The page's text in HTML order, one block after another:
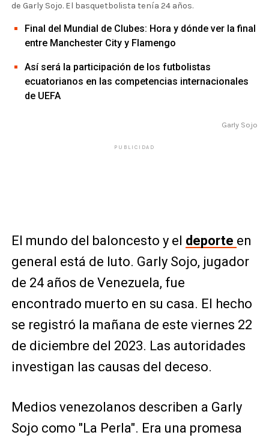
de Garly Sojo. El basquetbolista tenía 24 años.
Final del Mundial de Clubes: Hora y dónde ver la final
entre Manchester City y Flamengo
Así será la participación de los futbolistas
ecuatorianos en las competencias internacionales
de UEFA
Garly Sojo
PUBLICIDAD
El mundo del baloncesto y el deporte en
general está de luto. Garly Sojo, jugador
de 24 años de Venezuela, fue
encontrado muerto en su casa. El hecho
se registró la mañana de este viernes 22
de diciembre del 2023. Las autoridades
investigan las causas del deceso.
Medios venezolanos describen a Garly
Sojo como "La Perla". Era una promesa